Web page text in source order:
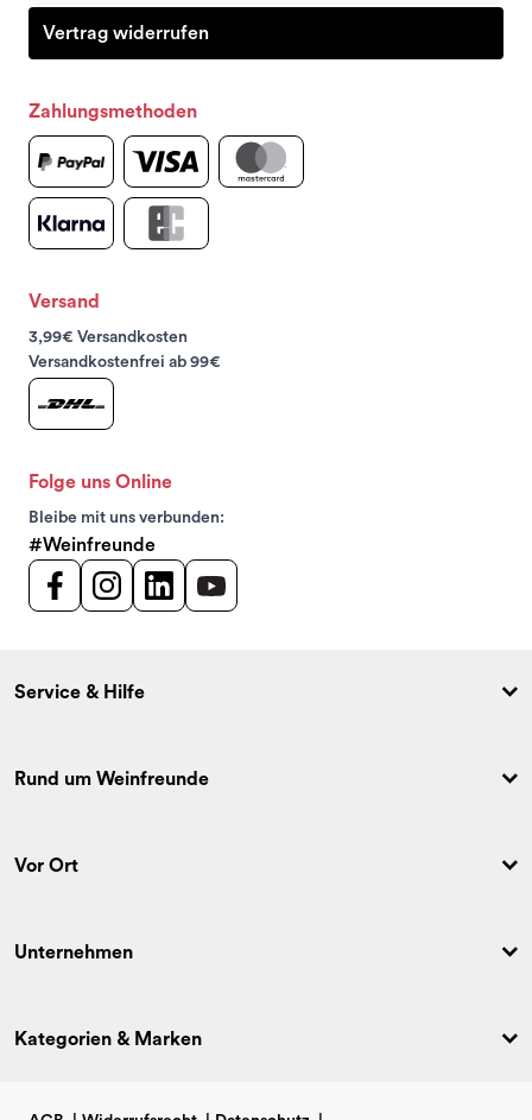
Vertrag widerrufen
Zahlungsmethoden
Versand
3,99€ Versandkosten
Versandkostenfrei ab 99€
Folge uns Online
Bleibe mit uns verbunden:
#Weinfreunde
Service & Hilfe
Rund um Weinfreunde
Vor Ort
Unternehmen
Kategorien & Marken